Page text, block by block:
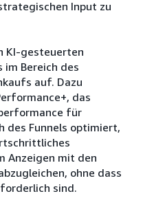
Input zu
KI-gesteuerten
im Bereich des
auf. Dazu
das
für
des Funnels optimiert,
Anzeigen mit den
ohne dass
sind.